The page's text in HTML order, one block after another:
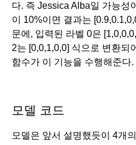
다. 즉 Jessica Alba일 가능성
이 10%이면 결과는
문에, 입력된 라벨 0은
2는 [0,0,1,0,0] 식으로 변환되
함수가 이 기능을 수행해준다.
모델 코드
모델은 앞서 설명했듯이 4개